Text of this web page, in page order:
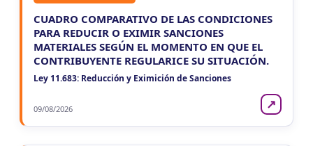
CUADRO COMPARATIVO DE LAS CONDICIONES
PARA REDUCIR O EXIMIR SANCIONES
MATERIALES SEGÚN EL MOMENTO EN QUE EL
CONTRIBUYENTE REGULARICE SU SITUACIÓN.
Ley 11.683: Reducción y Eximición de Sanciones
09/08/2026 ↗